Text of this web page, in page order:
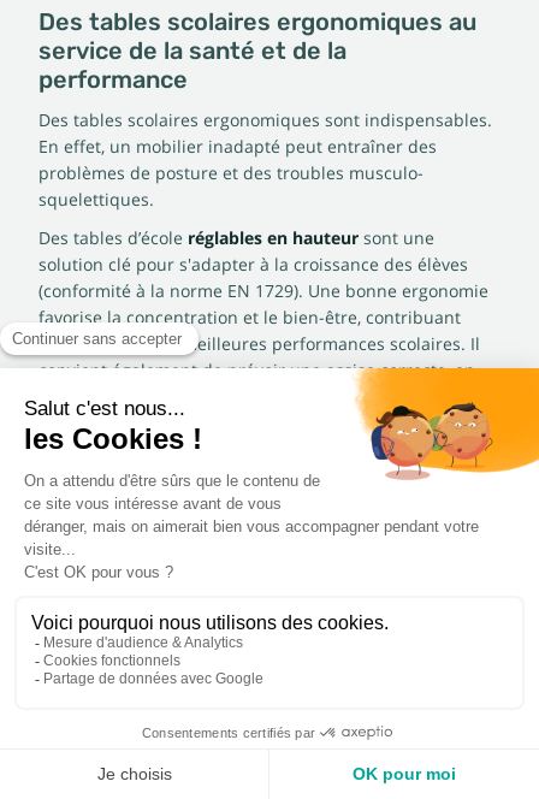
Des tables scolaires ergonomiques au
service de la santé et de la
performance
Des tables scolaires ergonomiques sont indispensables.
En effet, un mobilier inadapté peut entraîner des
problèmes de posture et des troubles musculo-
squelettiques.
Des tables d’école réglables en hauteur sont une
solution clé pour s'adapter à la croissance des élèves
(conformité à la norme EN 1729). Une bonne ergonomie
favorise la concentration et le bien-être, contribuant
directement à de meilleures performances scolaires. Il
convient également de prévoir une assise correcte, en
choisissant des
chaises et bancs d’écolier
Bien choisir ses bureaux scolaires
Pour bien choisir des bureaux scolaires, la sécurité est
primordiale. Ils devront, par conséquent,
respecter les
normesde stabilité et de non-toxicité des matériaux en
Laqualité des matériaux,comme le stratifié, le
mélaminé et des piètements métalliques robustes,
assure leur longévité, réduisant les coûts de
collectivités. Un investissement réfléchi dans un mobilier
durable est bénéfique pour le budget et pour